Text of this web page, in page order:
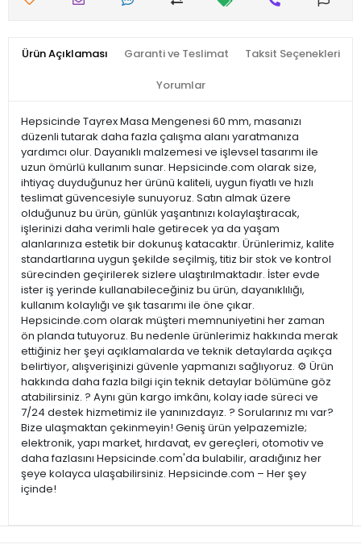
Ürün Açıklaması Garanti ve Teslimat Taksit Seçenekleri
Yorumlar
Hepsicinde Tayrex Masa Mengenesi 60 mm, masanızı
düzenli tutarak daha fazla çalışma alanı yaratmanıza
yardımcı olur. Dayanıklı malzemesi ve işlevsel tasarımı ile
uzun ömürlü kullanım sunar. Hepsicinde.com olarak size,
ihtiyaç duyduğunuz her ürünü kaliteli, uygun fiyatlı ve hızlı
teslimat güvencesiyle sunuyoruz. Satın almak üzere
olduğunuz bu ürün, günlük yaşantınızı kolaylaştıracak,
işlerinizi daha verimli hale getirecek ya da yaşam
alanlarınıza estetik bir dokunuş katacaktır. Ürünlerimiz, kalite
standartlarına uygun şekilde seçilmiş, titiz bir stok ve kontrol
sürecinden geçirilerek sizlere ulaştırılmaktadır. İster evde
ister iş yerinde kullanabileceğiniz bu ürün, dayanıklılığı,
kullanım kolaylığı ve şık tasarımı ile öne çıkar.
Hepsicinde.com olarak müşteri memnuniyetini her zaman
ön planda tutuyoruz. Bu nedenle ürünlerimiz hakkında merak
ettiğiniz her şeyi açıklamalarda ve teknik detaylarda açıkça
belirtiyor, alışverişinizi güvenle yapmanızı sağlıyoruz. ⚙️ Ürün
hakkında daha fazla bilgi için teknik detaylar bölümüne göz
atabilirsiniz. ? Aynı gün kargo imkânı, kolay iade süreci ve
7/24 destek hizmetimiz ile yanınızdayız. ? Sorularınız mı var?
Bize ulaşmaktan çekinmeyin! Geniş ürün yelpazemizle;
elektronik, yapı market, hırdavat, ev gereçleri, otomotiv ve
daha fazlasını Hepsicinde.com'da bulabilir, aradığınız her
şeye kolayca ulaşabilirsiniz. Hepsicinde.com – Her şey
içinde!